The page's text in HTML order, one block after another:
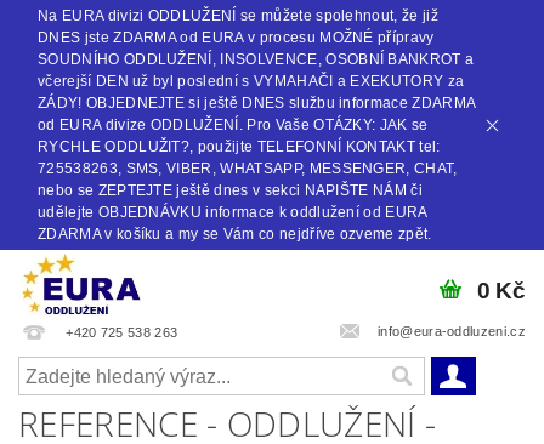
Na EURA divizi ODDLUŽENÍ se můžete spolehnout, že již
DNES jste ZDARMA od EURA v procesu MOŽNÉ přípravy
SOUDNÍHO ODDLUŽENÍ, INSOLVENCE, OSOBNÍ BANKROT a
včerejší DEN už byl poslední s VYMAHAČI a EXEKUTORY za
ZÁDY! OBJEDNEJTE si ještě DNES službu informace ZDARMA
od EURA divize ODDLUŽENÍ. Pro Vaše OTÁZKY: JAK se
RYCHLE ODDLUŽIT?, použijte TELEFONNÍ KONTAKT tel:
725538263, SMS, VIBER, WHATSAPP, MESSENGER, CHAT,
nebo se ZEPTEJTE ještě dnes v sekci NAPIŠTE NÁM či
udělejte OBJEDNÁVKU informace k oddlužení od EURA
ZDARMA v košíku a my se Vám co nejdříve ozveme zpět.
+420 725 538 263 info@eura-oddluzeni.cz
0 Kč
REFERENCE - ODDLUŽENÍ -